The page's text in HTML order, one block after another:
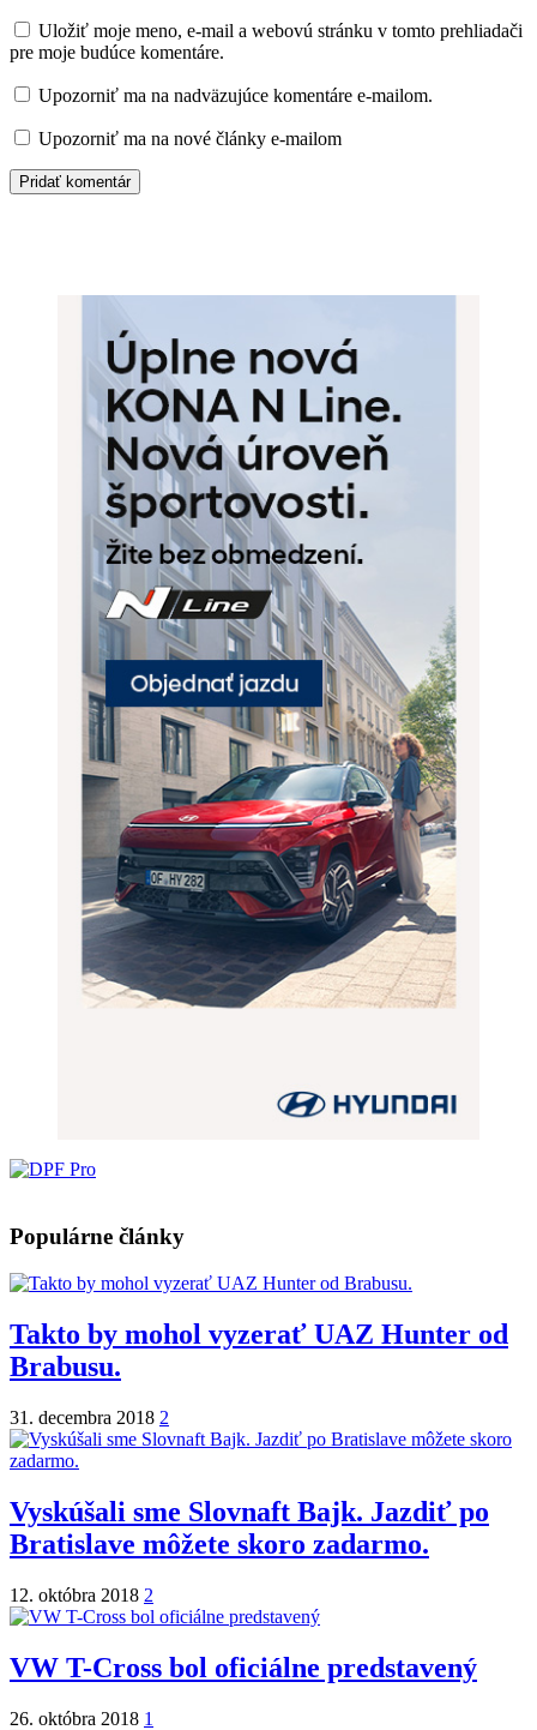
Uložiť moje meno, e-mail a webovú stránku v tomto prehliadači
pre moje budúce komentáre.
Upozorniť ma na nadväzujúce komentáre e-mailom.
Upozorniť ma na nové články e-mailom
Populárne články
Takto by mohol vyzerať UAZ Hunter od
Brabusu.
31. decembra 2018 2
Vyskúšali sme Slovnaft Bajk. Jazdiť po
Bratislave môžete skoro zadarmo.
12. októbra 2018 2
VW T-Cross bol oficiálne predstavený
26. októbra 2018 1